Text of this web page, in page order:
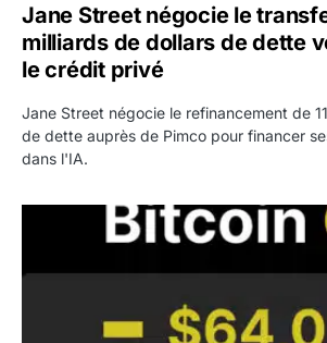
Jane Street négocie le
milliards de dollars de dette
le crédit privé
Jane Street négocie le refinancement de
de dette auprès de Pimco pour financer
dans l'IA.
Bitcoin stagne à 64 000 dollars